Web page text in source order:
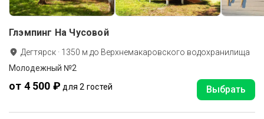
Глэмпинг На Чусовой
Дегтярск · 1350 м до Верхнемакаровского водохранилища
Молодежный №2
от 4 500 ₽ для 2 гостей Выбрать